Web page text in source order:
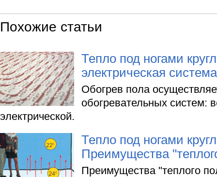
Похожие статьи
Тепло под ногами
электрическая система
Обогрев пола
обогревательных систем:
электрической.
Тепло под ногами
Преимущества
Преимущества "теплого